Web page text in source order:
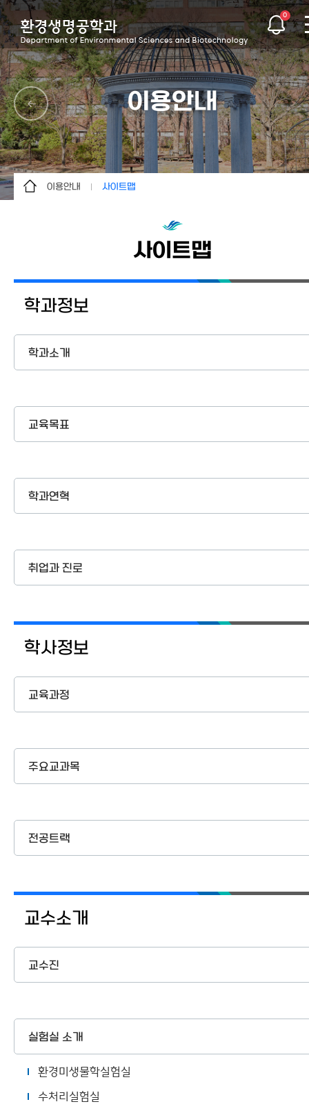
0
이용안내
이용안내
커뮤니티
대학원
사이트맵
사이트맵
학과정보
학과소개
교육목표
학과연혁
취업과 진로
학사정보
교육과정
주요교과목
전공트랙
교수소개
교수진
실험실 소개
환경미생물학실험실
수처리실험실